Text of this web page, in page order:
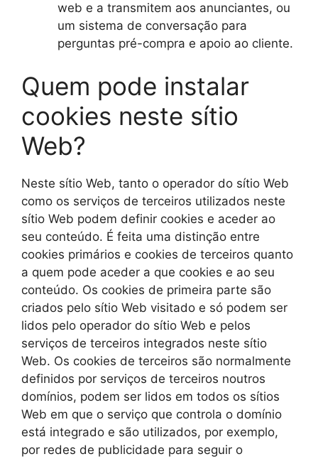
web e a transmitem aos anunciantes, ou
um sistema de conversação para
perguntas pré-compra e apoio ao cliente.
Quem pode instalar
cookies neste sítio
Web?
Neste sítio Web, tanto o operador do sítio Web
como os serviços de terceiros utilizados neste
sítio Web podem definir cookies e aceder ao
seu conteúdo. É feita uma distinção entre
cookies primários e cookies de terceiros quanto
a quem pode aceder a que cookies e ao seu
conteúdo. Os cookies de primeira parte são
criados pelo sítio Web visitado e só podem ser
lidos pelo operador do sítio Web e pelos
serviços de terceiros integrados neste sítio
Web. Os cookies de terceiros são normalmente
definidos por serviços de terceiros noutros
domínios, podem ser lidos em todos os sítios
Web em que o serviço que controla o domínio
está integrado e são utilizados, por exemplo,
por redes de publicidade para seguir o